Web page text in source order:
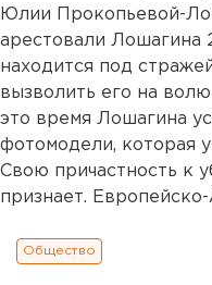
Юлии Прокопьевой-
арестовали Лошагина
находится под
вызволить его на
это время Лошагина
фотомодели, которая
Свою причастность к
признает.
Общество